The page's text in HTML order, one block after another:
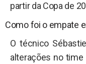
partir da Copa de
Como foi o empate
O técnico
alterações no